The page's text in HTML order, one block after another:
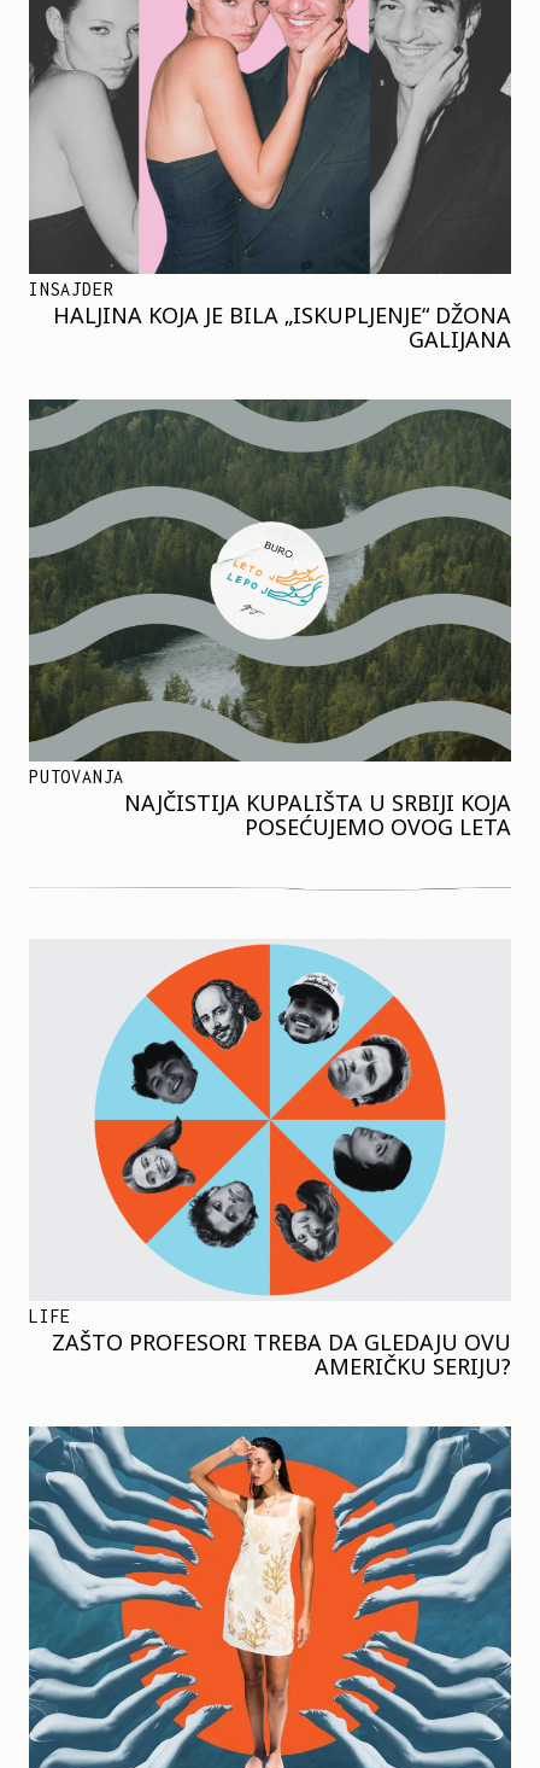
INSAJDER
HALJINA KOJA JE BILA „ISKUPLJENJE“ DŽONA
GALIJANA
PUTOVANJA
NAJČISTIJA KUPALIŠTA U SRBIJI KOJA
POSEĆUJEMO OVOG LETA
LIFE
ZAŠTO PROFESORI TREBA DA GLEDAJU OVU
AMERIČKU SERIJU?